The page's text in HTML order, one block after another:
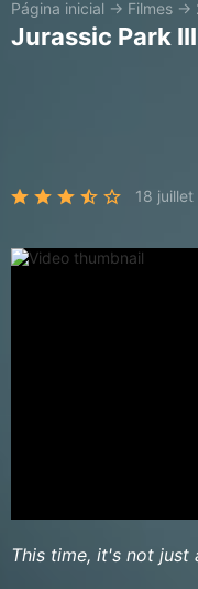
Página inicial → Filmes →
Jurassic Park III
18 juillet
This time, it's not just